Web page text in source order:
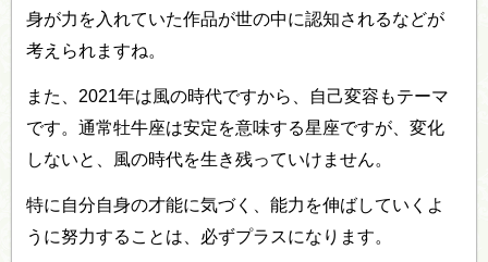
身が力を入れていた作品が世の中に認知されるなどが
考えられますね。
また、2021年は風の時代ですから、自己変容もテーマ
です。通常牡牛座は安定を意味する星座ですが、変化
しないと、風の時代を生き残っていけません。
特に自分自身の才能に気づく、能力を伸ばしていくよ
うに努力することは、必ずプラスになります。